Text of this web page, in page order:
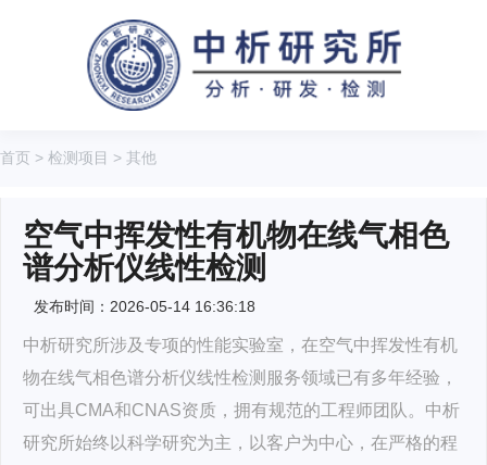
首页 > 检测项目 > 其他
空气中挥发性有机物在线气相色
谱分析仪线性检测
发布时间：2026-05-14 16:36:18
中析研究所涉及专项的性能实验室，在空气中挥发性有机
物在线气相色谱分析仪线性检测服务领域已有多年经验，
可出具CMA和CNAS资质，拥有规范的工程师团队。中析
研究所始终以科学研究为主，以客户为中心，在严格的程